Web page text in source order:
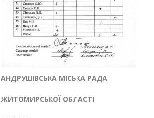
АНДРУШІВСЬКА МІСЬКА РАДА
ЖИТОМИРСЬКОЇ ОБЛАСТІ